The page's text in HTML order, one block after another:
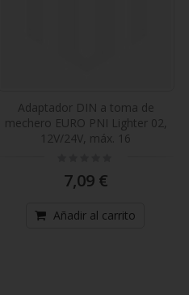
Adaptador DIN a toma de
mechero EURO PNI Lighter 02,
12V/24V, máx. 16
7,09 €
Añadir al carrito